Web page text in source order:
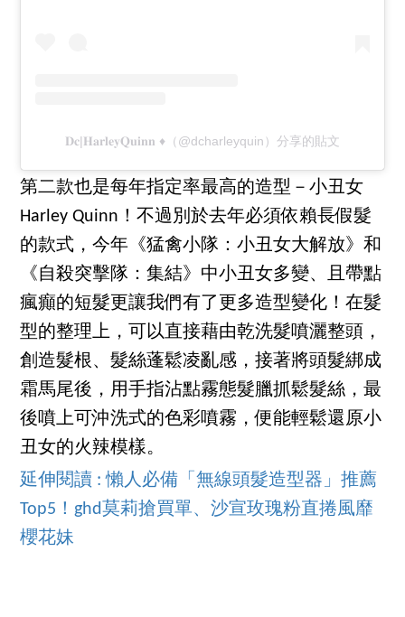
𝐃𝐜|𝐇𝐚𝐫𝐥𝐞𝐲𝐐𝐮𝐢𝐧𝐧 ♦（@dcharleyquin）分享的貼文
第二款也是每年指定率最高的造型－小丑女
Harley Quinn！不過別於去年必須依賴長假髮
的款式，今年《猛禽小隊：小丑女大解放》和
《自殺突擊隊：集結》中小丑女多變、且帶點
瘋癲的短髮更讓我們有了更多造型變化！在髮
型的整理上，可以直接藉由乾洗髮噴灑整頭，
創造髮根、髮絲蓬鬆凌亂感，接著將頭髮綁成
霜馬尾後，用手指沾點霧態髮臘抓鬆髮絲，最
後噴上可沖洗式的色彩噴霧，便能輕鬆還原小
丑女的火辣模樣。
延伸閱讀 : 懶人必備「無線頭髮造型器」推薦
Top5！ghd莫莉搶買單、沙宣玫瑰粉直捲風靡
櫻花妹